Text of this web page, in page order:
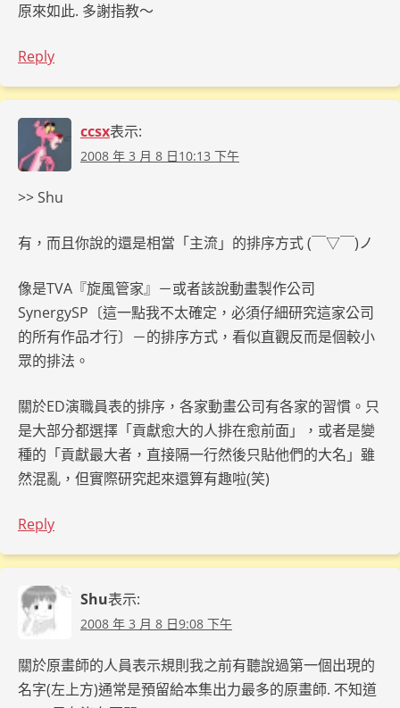
原來如此. 多謝指教～
Reply
ccsx表示:
2008 年 3 月 8 日10:13 下午
>> Shu
有，而且你說的還是相當「主流」的排序方式 (￣▽￣)ノ
像是TVA『旋風管家』－或者該說動畫製作公司
SynergySP〔這一點我不太確定，必須仔細研究這家公司
的所有作品才行〕－的排序方式，看似直觀反而是個較小
眾的排法。
關於ED演職員表的排序，各家動畫公司有各家的習慣。只
是大部分都選擇「貢獻愈大的人排在愈前面」，或者是變
種的「貢獻最大者，直接隔一行然後只貼他們的大名」雖
然混亂，但實際研究起來還算有趣啦(笑)
Reply
Shu表示:
2008 年 3 月 8 日9:08 下午
關於原畫師的人員表示規則我之前有聽說過第一個出現的
名字(左上方)通常是預留給本集出力最多的原畫師. 不知道